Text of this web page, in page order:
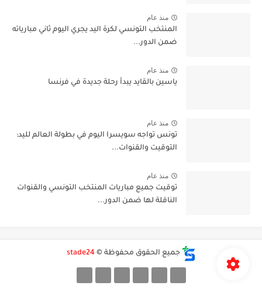
منذ عام
المنتخب التونسي لكرة اليد يجري اليوم ثاني مبارياته
ضمن الدور...
منذ عام
ياسين بالقايد يبدأ رحلة جديدة في فرنسا
منذ عام
تونس تواجه سويسرا اليوم في بطولة العالم لليد:
التوقيت والقنوات...
منذ عام
توقيت جميع مباريات المنتخب التونسي والقنوات
الناقلة لها ضمن الدور...
جميع الحقوق محفوظة © stade24